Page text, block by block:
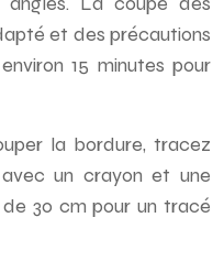
et des précautions
15 minutes pour
la bordure, tracez
un crayon et une
30 cm pour un tracé